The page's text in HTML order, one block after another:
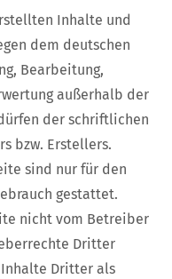
Inhalte und
dem deutschen
Bearbeitung,
außerhalb der
der schriftlichen
bzw. Erstellers.
sind nur für den
gestattet.
nicht vom Betreiber
Dritter
Dritter als